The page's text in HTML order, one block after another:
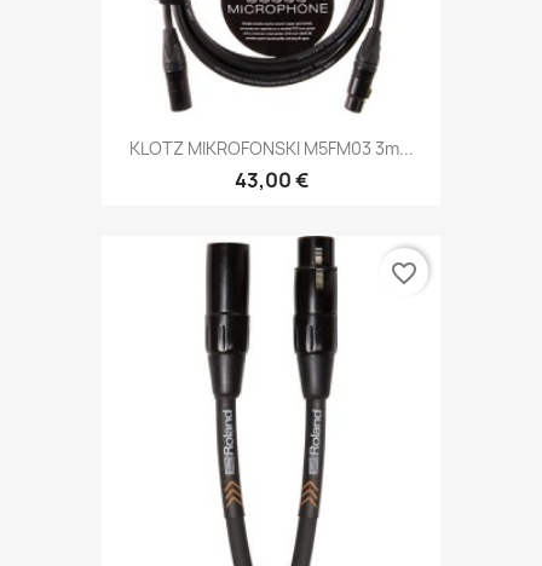
KLOTZ MIKROFONSKI M5FM03 3m...
43,00 €
favorite_border